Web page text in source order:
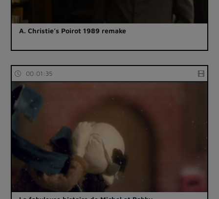
A. Christie’s Poirot 1989 remake
00:01:35